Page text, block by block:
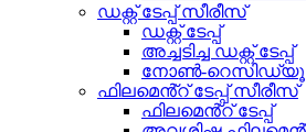
ഡക്റ്റ് ടേപ്പ് സീരീസ്
ഡക്റ്റ് ടേപ്പ്
അച്ചടിച്ച ഡക്റ്റ് ടേപ്പ്
നോൺ-റെസിഡ്യൂ
ഫിലമെൻ്റ് ടേപ്പ് സീരീസ്
ഫിലമെൻ്റ് ടേപ്പ്